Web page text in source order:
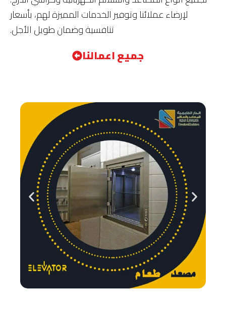
لإرضاء عملائنا وتوفير الخدمات المميزة لهم، بأسعار
تنافسية وضمان طويل الأجل.
جميع اعمالنا